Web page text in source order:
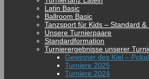
Latin Basic
Ballroom Basic
Tanzsport für Kids – Standard &
Unsere Turnierpaare
Standardformation
Turnierergebnisse unserer
Gewinner des Kiel – Pokal
Turniere 2025
Turniere 2024